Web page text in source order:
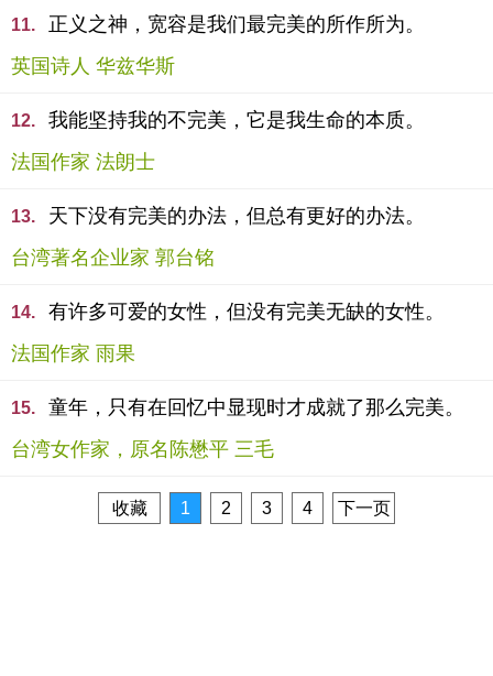
11.
正义之神，宽容是我们最完美的所作所为。
英国诗人 华兹华斯
12.
我能坚持我的不完美，它是我生命的本质。
法国作家 法朗士
13.
天下没有完美的办法，但总有更好的办法。
台湾著名企业家 郭台铭
14.
有许多可爱的女性，但没有完美无缺的女性。
法国作家 雨果
15.
童年，只有在回忆中显现时才成就了那么完美。
台湾女作家，原名陈懋平 三毛
收藏 1 2 3 4 下一页